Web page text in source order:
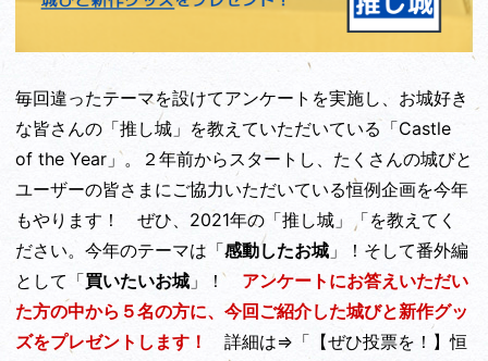
毎回違ったテーマを設けてアンケートを実施し、お城好き
な皆さんの「推し城」を教えていただいている「Castle
of the Year」。２年前からスタートし、たくさんの城びと
ユーザーの皆さまにご協力いただいている恒例企画を今年
もやります！ ぜひ、2021年の「推し城」「を教えてく
ださい。今年のテーマは「感動したお城 」！そして番外編
として「買いたいお城 」！ アンケートにお答えいただい
た方の中から５名の方に、今回ご紹介した城びと新作グッ
ズをプレゼントします！
詳細は⇒「【ぜひ投票を！】恒